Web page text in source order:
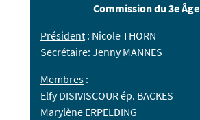
Commission du 3e Âge
Président: Nicole THORN
Secrétaire: Jenny MANNES
Membres:
Elfy DISIVISCOUR ép. BACKES
Marylène ERPELDING